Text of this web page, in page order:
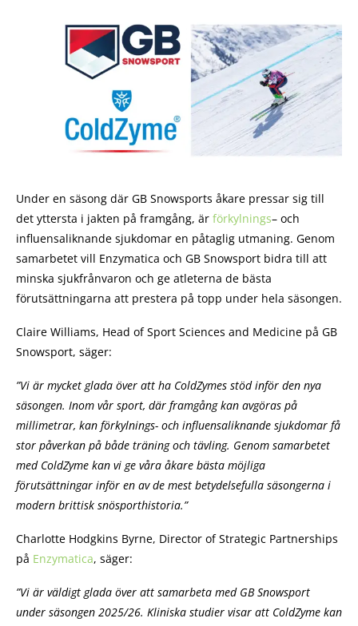
Under en säsong där GB Snowsports åkare pressar sig till
det yttersta i jakten på framgång, är förkylnings– och
influensaliknande sjukdomar en påtaglig utmaning. Genom
samarbetet vill Enzymatica och GB Snowsport bidra till att
minska sjukfrånvaron och ge atleterna de bästa
förutsättningarna att prestera på topp under hela säsongen.
Claire Williams, Head of Sport Sciences and Medicine på GB
Snowsport, säger:
”Vi är mycket glada över att ha ColdZymes stöd inför den nya
säsongen. Inom vår sport, där framgång kan avgöras på
millimetrar, kan förkylnings- och influensaliknande sjukdomar få
stor påverkan på både träning och tävling. Genom samarbetet
med ColdZyme kan vi ge våra åkare bästa möjliga
förutsättningar inför en av de mest betydelsefulla säsongerna i
modern brittisk snösporthistoria.”
Charlotte Hodgkins Byrne, Director of Strategic Partnerships
på Enzymatica, säger:
”Vi är väldigt glada över att samarbeta med GB Snowsport
under säsongen 2025/26. Kliniska studier visar att ColdZyme kan